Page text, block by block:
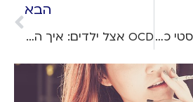
עברתם ניתוח פלסטי כושל בחו"ל? ייתכן שאתם יכולים לתבוע על רשלנות רפואית
הבא
OCD אצל ילדים: איך התופעה עלולה להשפיע על הטיול המשפחתי – ומה אפשר לעשות?